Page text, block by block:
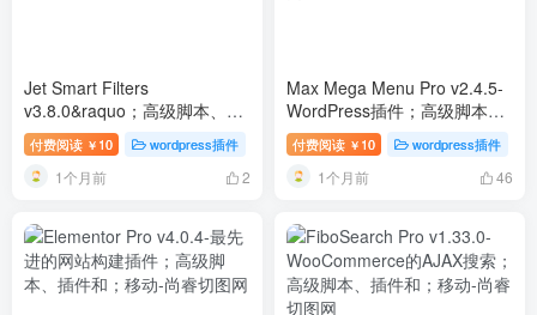
Jet Smart Filters
v3.8.0&raquo；高级脚本、插
件和；移动
付费阅读 ￥ 10 wordpress插件
1个月前 2
Max Mega Menu Pro v2.4.5-
WordPress插件；高级脚本、
插件和；移动
付费阅读 ￥ 10 wordpress插件
1个月前 46